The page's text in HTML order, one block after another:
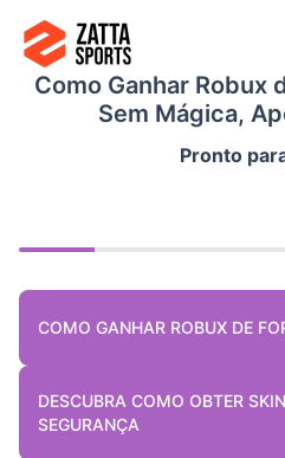
para
Como Ganhar Robux
Sem Mágica,
Pronto
COMO GANHAR ROBUX DE
DESCUBRA COMO OBTER
SEGURANÇA